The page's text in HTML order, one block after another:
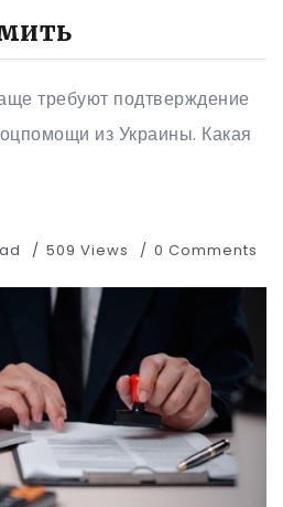
требуют подтверждение
из Украины. Какая
509 Views 0 Comments